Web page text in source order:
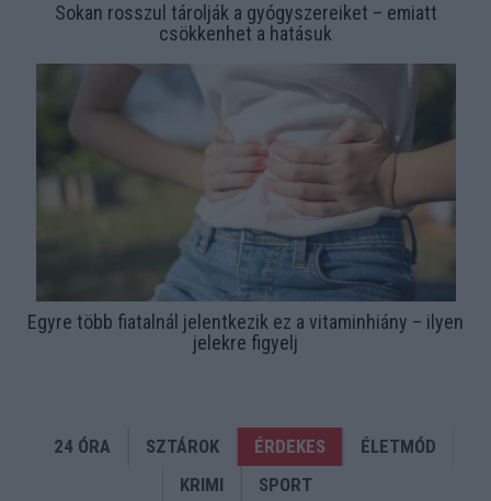
Sokan rosszul tárolják a gyógyszereiket – emiatt
csökkenhet a hatásuk
Egyre több fiatalnál jelentkezik ez a vitaminhiány – ilyen
jelekre figyelj
24 ÓRA SZTÁROK ÉRDEKES
ÉLETMÓD
KRIMI
SPORT